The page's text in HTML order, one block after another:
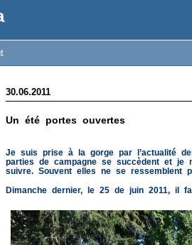
30.06.2011
Un été portes ouvertes
Je suis prise à la gorge par l’actualité
parties de campagne se succèdent et je
suivre. Souvent elles ne se ressemblent
Dimanche dernier, le 25 de juin 2011, il